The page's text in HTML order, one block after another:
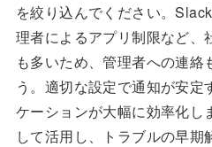
を絞り込んでください。
理者によるアプリ制限など、
も多いため、管理者への連絡
う。適切な設定で通知が安
ケーションが大幅に効率化し
して活用し、トラブルの早期